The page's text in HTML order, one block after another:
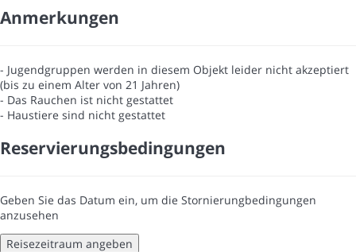
Anmerkungen
- Jugendgruppen werden in diesem Objekt leider nicht akzeptiert
(bis zu einem Alter von 21 Jahren)
- Das Rauchen ist nicht gestattet
- Haustiere sind nicht gestattet
Reservierungsbedingungen
Geben Sie das Datum ein, um die Stornierungbedingungen
anzusehen
Reisezeitraum angeben